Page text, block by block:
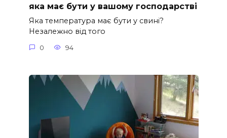
яка має бути у вашому господарстві
Яка температура має бути у свині?
Незалежно від того
0 94